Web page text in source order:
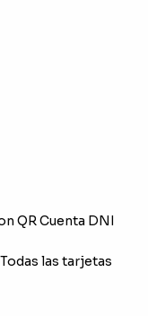
QR Cuenta DNI
las tarjetas